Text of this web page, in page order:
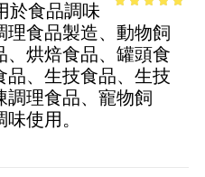
5
於食品調味
理食品製造、動物飼
、烘焙食品、罐頭食
品、生技食品、生技
調理食品、寵物飼
使用。